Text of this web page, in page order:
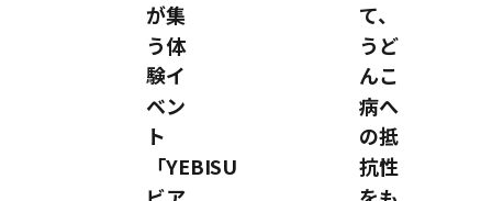
が集
う体
験イ
ベン
ト
「YEBISU
て、
うど
んこ
病へ
の抵
抗性